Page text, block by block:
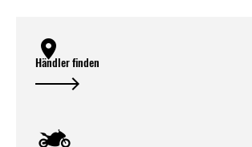
Händler finden